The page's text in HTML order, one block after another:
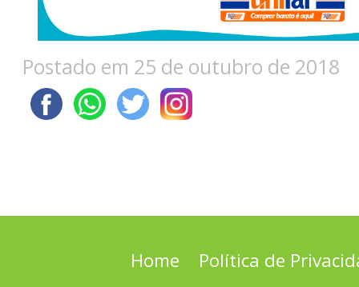
Postado em 25 de outubro de 2018
Home Política de